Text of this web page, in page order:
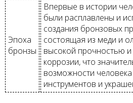
Эпоха
бронзы
Впервые в истории
были расплавлены и
создания бронзовых
состоящая из меди и
высокой прочностью
коррозии, что
возможности
инструментов и